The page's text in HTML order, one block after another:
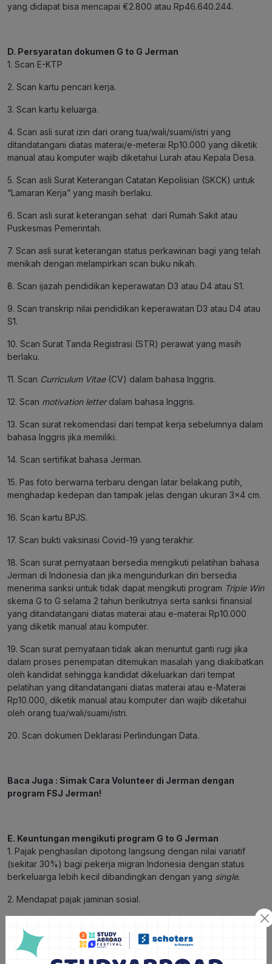
yang didapat bisa mencapai €2.800 atau Rp46.640.244.
D. Persyaratan dokumen G to G Jerman
1. Scan E-KTP
2. Scan kartu pencari kerja.
3. Scan kartu keluarga.
4. Scan asli surat izin dari orang tua/wali/suami/istri yang
ditandatangani diatas materai/e-meterai Rp10.000 yang diketik
manual atau komputer wajib diketahui Lurah atau Kepala Desa.
5. Scan asli Surat Keterangan Catatan Kepolisian (SKCK) untuk
“Lamaran Kerja” yang masih berlaku.
6. Scan asli surat keterangan sehat dari Rumah Sakit atau
Puskesmas Pemerintah.
7. Scan asli surat keterangan status perkawinan bagi yang telah
menikah dengan melampirkan scan buku nikah.
8. Scan ijazah pendidikan keperawatan D3 atau D4 atau S1.
9. Scan transkrip nilai pendidikan keperawatan D3 atau D4 atau
S1.
10. Scan Surat Tanda Registrasi (STR) perawat yang masih
berlaku.
11. Scan Curriculum Vitae(CV) dalam bahasa Inggris.
12. Scan motivation letterdalam bahasa Inggris.
13. Scan surat rekomendasi dari tempat kerja sebelumnya dalam
bahasa Inggris jika memiliki.
14. Scan sertifikat bahasa Jerman.
15. Pas foto berwarna terbaru dengan latar belakang putih,
menghadap kedepan dan tampak jelas dengan ukuran 3×4 cm.
16. Scan kartu BPJS.
17. Scan bukti vaksinasi Covid-19 yang terakhir.
18. Scan surat pernyataan bersedia mengikuti pelatihan bahasa
Jerman di Indonesia dan jika mengundurkan diri bersedia
menerima sanksi untuk tidak dapat mengikuti program Triple Win
skema G to G selama 2 tahun berikutnya serta sanksi finansial
yang ditandatangani diatas materai atau e-materai Rp10.000
yang diketik manual atau komputer.
19. Scan surat pernyataan tidak akan menuntut ganti rugi jika
dalam proses penempatan ditemukan masalah yang diakibatkan
oleh kandidat sehingga kandidat dikeluarkan dari tempat
pelatihan yang ditandatangani diatas materai atau e-Materai
Rp10.000, diketik manual atau komputer dan wajib diketahui
oleh orang tua/wali/suami/istri.
20. Scan dokumen Deklarasi Perlindungan Data.
Baca Juga : Simak Cara Volunteer di Jerman dengan
program FSJ Jerman!
E. Keuntungan mengikuti program G to G Jerman
1. Pajak penghasilan dipotong langsung dengan nilai variatif
(sekitar 30%) bagi pekerja migran Indonesia dengan status
berkeluarga lebih kecil dibandingkan dengan yang single.
2. Mendapat pajak jaminan sosial.
minimal 5 tahun, memiliki hak mendapatkan pensiun bulanan
setelah berusia 67 tahun di Indonesia atau di Jerman.